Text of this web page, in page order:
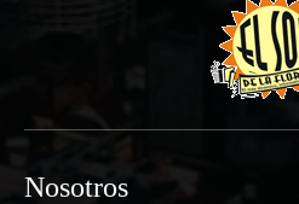
Nosotros